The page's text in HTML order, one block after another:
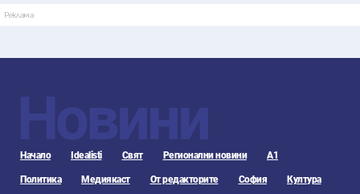
Реклама
Новини
Начало Idealisti Свят Регионални новини А1
Политика Медиякаст От редакторите София Култура